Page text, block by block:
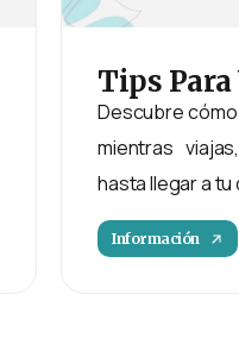
Tips Para
Descubre
mientras
hasta llegar a tu
Información